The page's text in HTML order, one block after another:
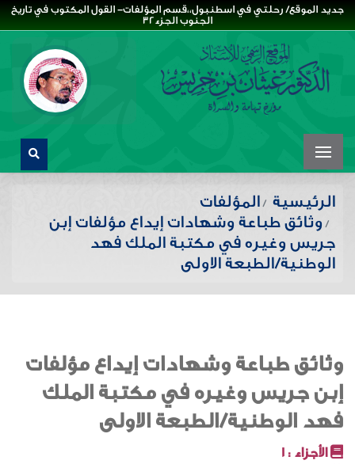
جديد الموقع/ رحلتي في اسطنبول،،قسم المؤلفات- القول المكتوب في تاريخ
الجنوب الجزء32
الرئيسية
المؤلفات
وثائق طباعة وشهادات إيداع مؤلفات إبن
جريس وغيره في مكتبة الملك فهد
الوطنية/الطبعة الاولى
وثائق طباعة وشهادات إيداع مؤلفات
إبن جريس وغيره في مكتبة الملك
فهد الوطنية/الطبعة الاولى
الأجزاء : 1